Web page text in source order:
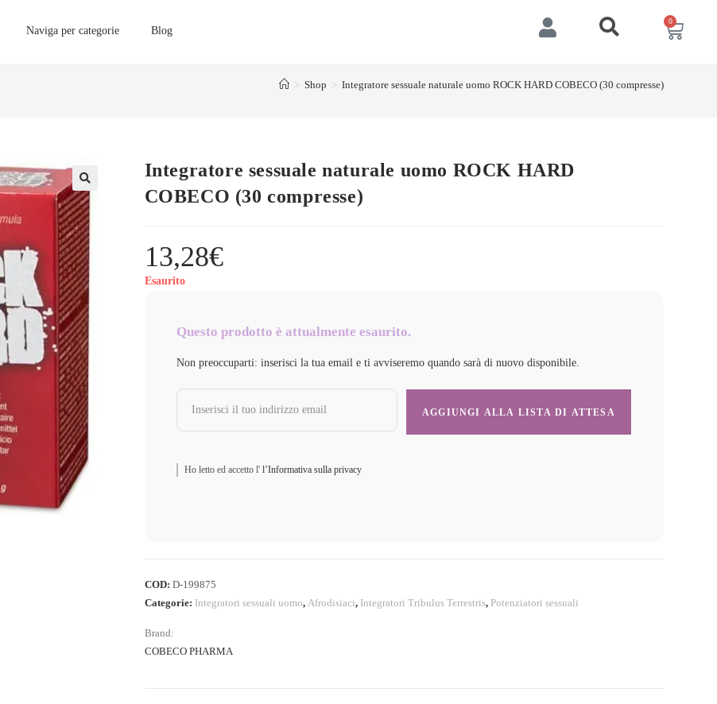
Naviga per categorie Blog
0
> Shop > Integratore sessuale naturale uomo ROCK HARD COBECO (30 compresse)
Integratore sessuale naturale uomo ROCK HARD
COBECO (30 compresse)
13,28€
Esaurito
Questo prodotto è attualmente esaurito.
Non preoccuparti: inserisci la tua email e ti avviseremo quando sarà di nuovo disponibile.
Ho letto ed accetto l'l’Informativa sulla privacy
COD: D-199875
Categorie: Integratori sessuali uomo, Afrodisiaci, Integratori Tribulus Terrestris, Potenziatori sessuali
Brand:
COBECO PHARMA